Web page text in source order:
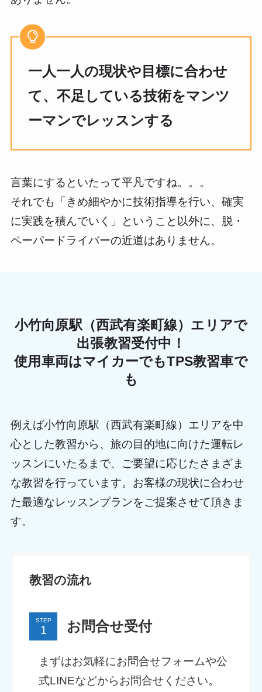
一人一人の現状や目標に合わせ
て、不足している技術をマンツ
ーマンでレッスンする
言葉にするといたって平凡ですね。。。
それでも「きめ細やかに技術指導を行い、確実
に実践を積んでいく」ということ以外に、脱・
ペーパードライバーの近道はありません。
小竹向原駅（西武有楽町線）エリアで
出張教習受付中！
使用車両はマイカーでもTPS教習車で
も
例えば小竹向原駅（西武有楽町線）エリアを中
心とした教習から、旅の目的地に向けた運転レ
ッスンにいたるまで、ご要望に応じたさまざま
な教習を行っています。お客様の現状に合わせ
た最適なレッスンプランをご提案させて頂きま
す。
教習の流れ
STEP お問合せ受付
まずはお気軽にお問合せフォームや公
式LINEなどからお問合せください。